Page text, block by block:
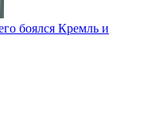
боялся Кремль и